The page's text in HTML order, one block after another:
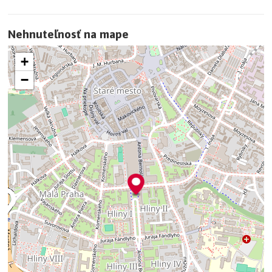
Nehnuteľnosť na mape
+
−